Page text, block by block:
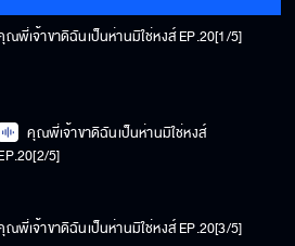
ณพี่เจ้าขาดิฉันเป็นห่านมิใช่หงส์ EP.20[1/5]
คุณพี่เจ้าขาดิฉันเป็นห่านมิใช่หงส์
5]
ณพี่เจ้าขาดิฉันเป็นห่านมิใช่หงส์ EP.20[3/5]